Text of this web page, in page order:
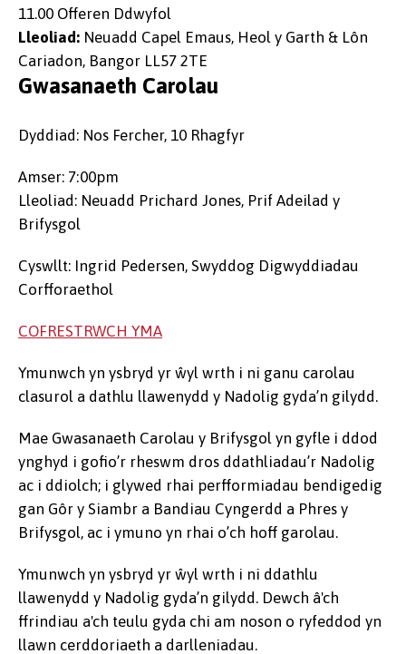
11.00 Offeren Ddwyfol
Lleoliad: Neuadd Capel Emaus, Heol y Garth & Lôn
Cariadon, Bangor LL57 2TE
Gwasanaeth Carolau
Dyddiad: Nos Fercher, 10 Rhagfyr
Amser: 7:00pm
Lleoliad: Neuadd Prichard Jones, Prif Adeilad y
Brifysgol
Cyswllt: Ingrid Pedersen, Swyddog Digwyddiadau
Corfforaethol
COFRESTRWCH YMA
Ymunwch yn ysbryd yr ŵyl wrth i ni ganu carolau
clasurol a dathlu llawenydd y Nadolig gyda’n gilydd.
Mae Gwasanaeth Carolau y Brifysgol yn gyfle i ddod
ynghyd i gofio’r rheswm dros ddathliadau’r Nadolig
ac i ddiolch; i glywed rhai perfformiadau bendigedig
gan Gôr y Siambr a Bandiau Cyngerdd a Phres y
Brifysgol, ac i ymuno yn rhai o’ch hoff garolau.
Ymunwch yn ysbryd yr ŵyl wrth i ni ddathlu
llawenydd y Nadolig gyda’n gilydd. Dewch â'ch
ffrindiau a'ch teulu gyda chi am noson o ryfeddod yn
llawn cerddoriaeth a darlleniadau.